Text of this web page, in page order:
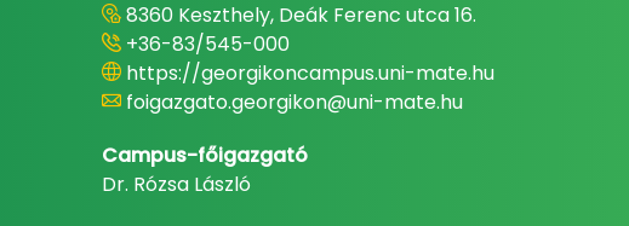
8360 Keszthely, Deák Ferenc utca 16.
+36-83/545-000
https://georgikoncampus.uni-mate.hu
foigazgato.georgikon@uni-mate.hu
Campus-főigazgató
Dr. Rózsa László